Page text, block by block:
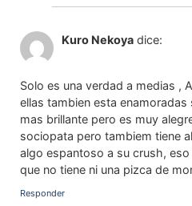
Kuro Nekoya dice:
Solo es una verdad a medias ,
ellas tambien esta enamoradas
mas brillante pero es muy
sociopata pero tambiem tiene
algo espantoso a su crush,
que no tiene ni una pizca de
Responder